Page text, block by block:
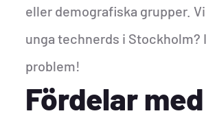
eller demografiska grupper.
unga technerds i Stockholm?
problem!
Fördelar med